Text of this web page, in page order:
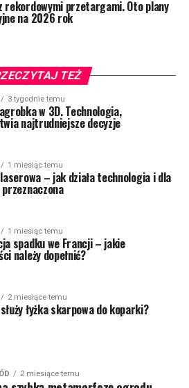
rekordowymi przetargami. Oto plany
na 2026 rok
TEŻ
3 tygodnie temu
w 3D. Technologia,
najtrudniejsze decyzje
1 miesiąc temu
– jak działa technologia i dla
1 miesiąc temu
spadku we Francji – jakie
należy dopełnić?
2 miesiące temu
łyżka skarpowa do koparki?
2 miesiące temu